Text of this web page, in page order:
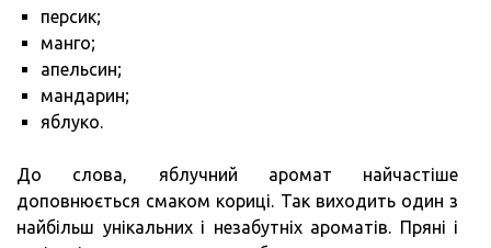
персик;
манго;
апельсин;
мандарин;
яблуко.
До слова, яблучний аромат найчастіше
доповнюється смаком кориці. Так виходить один з
найбільш унікальних і незабутніх ароматів. Пряні і